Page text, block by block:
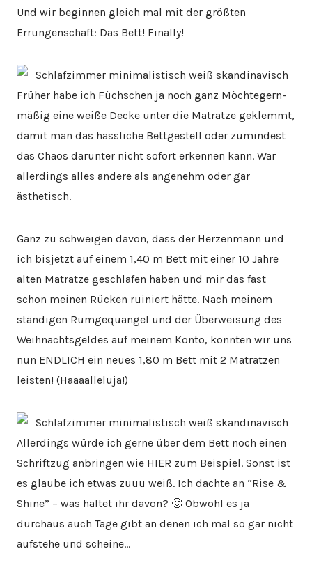
Und wir beginnen gleich mal mit der größten
Errungenschaft: Das Bett! Finally!
Früher habe ich Füchschen ja noch ganz Möchtegern-
mäßig eine weiße Decke unter die Matratze geklemmt,
damit man das hässliche Bettgestell oder zumindest
das Chaos darunter nicht sofort erkennen kann. War
allerdings alles andere als angenehm oder gar
ästhetisch.
Ganz zu schweigen davon, dass der Herzenmann und
ich bisjetzt auf einem 1,40 m Bett mit einer 10 Jahre
alten Matratze geschlafen haben und mir das fast
schon meinen Rücken ruiniert hätte. Nach meinem
ständigen Rumgequängel und der Überweisung des
Weihnachtsgeldes auf meinem Konto, konnten wir uns
nun ENDLICH ein neues 1,80 m Bett mit 2 Matratzen
leisten! (Haaaalleluja!)
Allerdings würde ich gerne über dem Bett noch einen
Schriftzug anbringen wie HIER zum Beispiel. Sonst ist
es glaube ich etwas zuuu weiß. Ich dachte an “Rise &
Shine” – was haltet ihr davon? 🙂 Obwohl es ja
durchaus auch Tage gibt an denen ich mal so gar nicht
aufstehe und scheine…